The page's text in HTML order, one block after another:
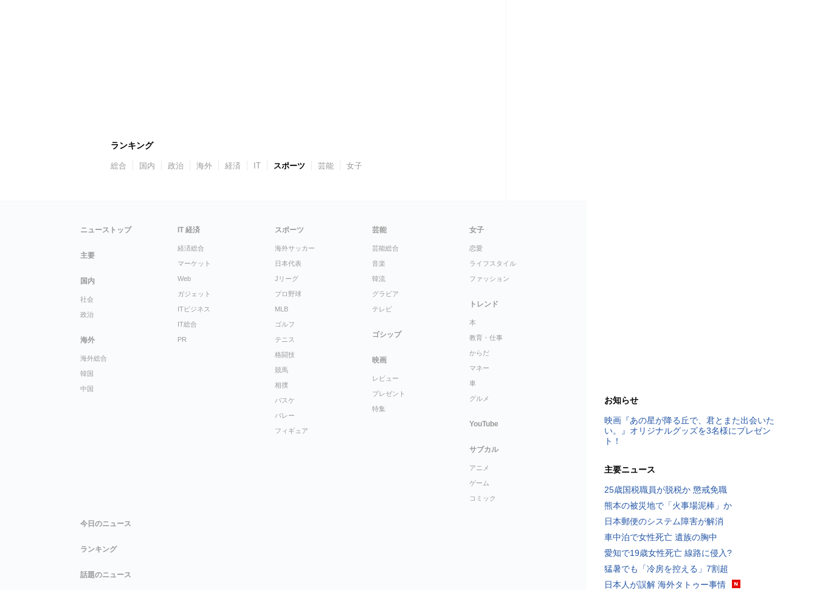
ランキング
総合 国内 政治 海外 経済 IT スポーツ 芸能 女子
お知らせ
映画『あの星が降る丘で、君とまた出会いた
い。』オリジナルグッズを3名様にプレゼン
ト！
主要ニュース
25歳国税職員が脱税か 懲戒免職
熊本の被災地で「火事場泥棒」か
日本郵便のシステム障害が解消
車中泊で女性死亡 遺族の胸中
愛知で19歳女性死亡 線路に侵入?
猛暑でも「冷房を控える」7割超
日本人が誤解 海外タトゥー事情
ニューストップ
主要
国内
社会
政治
海外
海外総合
韓国
中国
IT 経済
経済総合
マーケット
Web
ガジェット
ITビジネス
IT総合
PR
スポーツ
海外サッカー
日本代表
Jリーグ
プロ野球
MLB
ゴルフ
テニス
格闘技
競馬
相撲
バスケ
バレー
フィギュア
芸能
芸能総合
音楽
韓流
グラビア
テレビ
ゴシップ
映画
レビュー
プレゼント
特集
女子
恋愛
ライフスタイル
ファッション
トレンド
本
教育・仕事
からだ
マネー
車
グルメ
YouTube
サブカル
アニメ
ゲーム
コミック
今日のニュース
ランキング
話題のニュース